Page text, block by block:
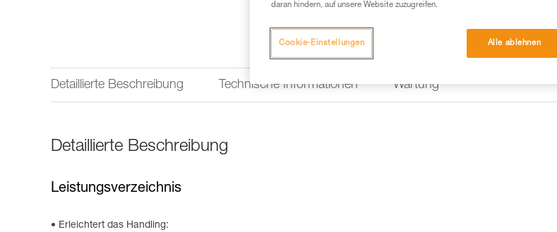
Detaillierte Beschreibung Technische Informationen Wartung
Detaillierte Beschreibung
Leistungsverzeichnis
Erleichtert das Handling:
daran hindern, auf unsere Website zuzugreifen.
Alle ablehnen
Cookie-Einstellungen